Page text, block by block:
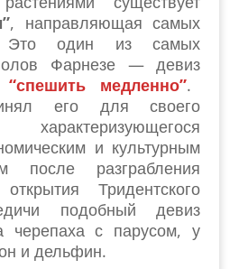
, направляющая самых
Это один из самых
Фарнезе — девиз
медленно”.
его для своего
и культурным
после разграбления
Тридентского
подобный девиз
черепаха с парусом, у
и дельфин.